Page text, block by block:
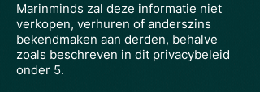
Marinminds zal deze informatie niet
verkopen, verhuren of anderszins
bekendmaken aan derden, behalve
zoals beschreven in dit privacybeleid
onder 5.